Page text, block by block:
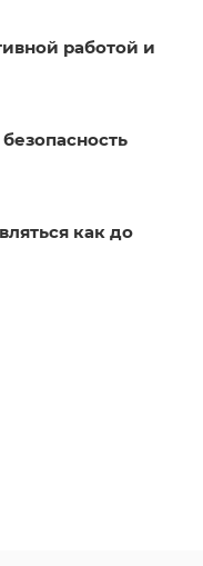
работой и
как до